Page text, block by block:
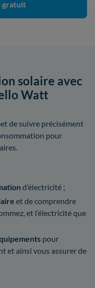
gratuit
solaire avec
Watt
de suivre précisément
pour
d’électricité ;
et de comprendre
et l’électricité que
pour
et ainsi vous assurer de